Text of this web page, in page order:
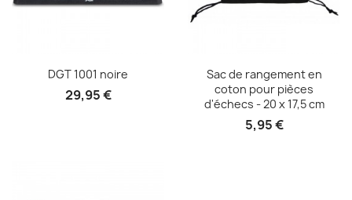
Aperçu rapide
DGT 1001 noire
29,95 €
Aperçu rapide
Sac de rangement en
coton pour pièces
d'échecs - 20 x 17,5 cm
5,95 €